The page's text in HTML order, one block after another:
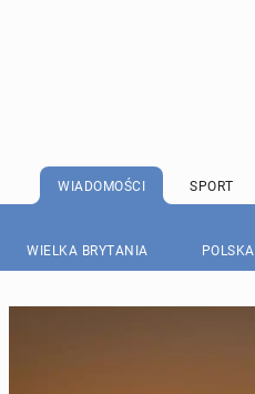
WIADOMOŚCI SPORT
WIELKA BRYTANIA POLSKA